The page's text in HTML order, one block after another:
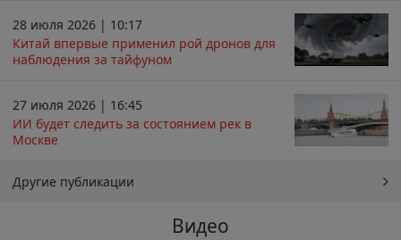
28 июля 2026 | 10:17
Китай впервые применил рой дронов для
наблюдения за тайфуном
27 июля 2026 | 16:45
ИИ будет следить за состоянием рек в
Москве
Другие публикации
Видео